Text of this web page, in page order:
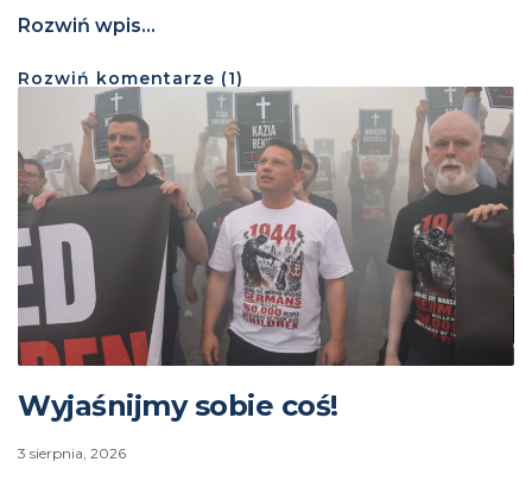
Rozwiń wpis...
Rozwiń komentarze (1)
Wyjaśnijmy sobie coś!
3 sierpnia, 2026